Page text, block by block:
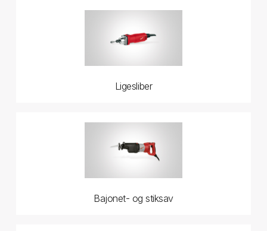
Ligesliber
Bajonet- og stiksav